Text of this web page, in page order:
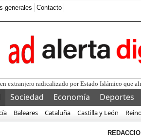
generales Contacto
Sociedad Economía Deportes
Baleares Cataluña Castilla y León